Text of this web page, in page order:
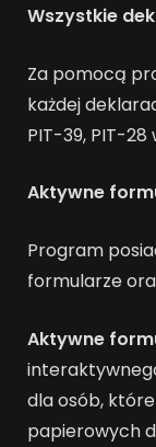
Wszystkie
Za pomocą
każdej
PIT-39, PIT-
Aktywne
Program
formularze
Aktywne
dla osób,
papierowych